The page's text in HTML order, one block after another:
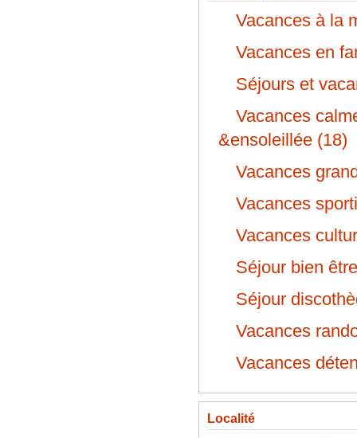
Vacances à la
Vacances en
Séjours et
Vacances
&ensoleillée (18)
Vacances
Vacances
Vacances
Séjour bien
Séjour
Vacances
Vacances
Localité